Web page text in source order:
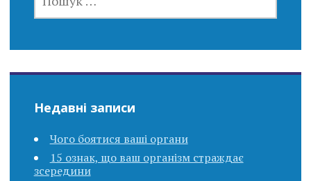
Недавні записи
Чого боятися ваші органи
15 ознак, що ваш організм страждає
зсередини